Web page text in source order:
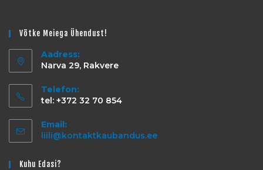
Võtke Meiega Ühendust!
Aadress:
Narva 29, Rakvere
Telefon:
tel: +372 32 70 854
Email:
liili@kontaktkaubandus.ee
Kuhu Edasi?